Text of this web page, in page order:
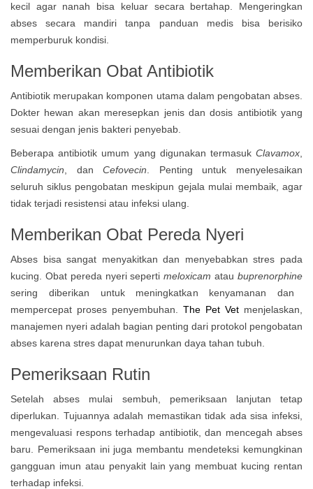
kecil agar nanah bisa keluar secara bertahap. Mengeringkan
abses secara mandiri tanpa panduan medis bisa berisiko
memperburuk kondisi.
Memberikan Obat Antibiotik
Antibiotik merupakan komponen utama dalam pengobatan abses.
Dokter hewan akan meresepkan jenis dan dosis antibiotik yang
sesuai dengan jenis bakteri penyebab.
Beberapa antibiotik umum yang digunakan termasuk Clavamox
Clindamycin , danCefovecin . Penting untuk menyelesaikan
seluruh siklus pengobatan meskipun gejala mulai membaik, agar
tidak terjadi resistensi atau infeksi ulang.
Memberikan Obat Pereda Nyeri
Abses bisa sangat menyakitkan dan menyebabkan stres pada
kucing. Obat pereda nyeri sepertimeloxicam ataubuprenorphine
sering diberikan untuk meningkatkan kenyamanan dan
mempercepat proses penyembuhan. The Pet Vet menjelaskan,
manajemen nyeri adalah bagian penting dari protokol pengobatan
abses karena stres dapat menurunkan daya tahan tubuh.
Pemeriksaan Rutin
Setelah abses mulai sembuh, pemeriksaan lanjutan tetap
diperlukan. Tujuannya adalah memastikan tidak ada sisa infeksi,
mengevaluasi respons terhadap antibiotik, dan mencegah abses
baru. Pemeriksaan ini juga membantu mendeteksi kemungkinan
gangguan imun atau penyakit lain yang membuat kucing rentan
terhadap infeksi.